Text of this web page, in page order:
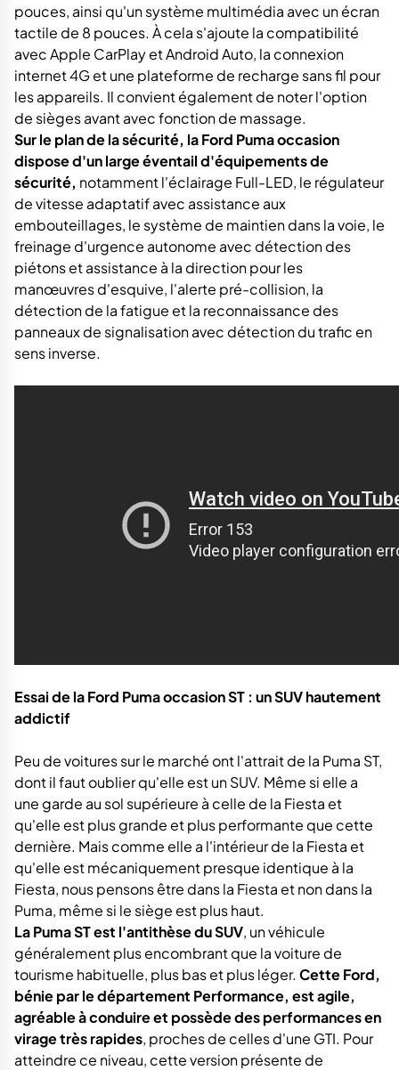
pouces, ainsi qu'un système multimédia avec un écran
tactile de 8 pouces. À cela s'ajoute la compatibilité
avec Apple CarPlay et Android Auto, la connexion
internet 4G et une plateforme de recharge sans fil pour
les appareils. Il convient également de noter l'option
de sièges avant avec fonction de massage.
Sur le plan de la sécurité, la Ford Puma occasion
dispose d'un large éventail d'équipements de
sécurité, notamment l'éclairage Full-LED, le régulateur
de vitesse adaptatif avec assistance aux
embouteillages, le système de maintien dans la voie, le
freinage d'urgence autonome avec détection des
piétons et assistance à la direction pour les
manœuvres d'esquive, l'alerte pré-collision, la
détection de la fatigue et la reconnaissance des
panneaux de signalisation avec détection du trafic en
sens inverse.
Essai de la Ford Puma occasion ST : un SUV hautement
addictif
Peu de voitures sur le marché ont l'attrait de la Puma ST,
dont il faut oublier qu'elle est un SUV. Même si elle a
une garde au sol supérieure à celle de la Fiesta et
qu'elle est plus grande et plus performante que cette
dernière. Mais comme elle a l'intérieur de la Fiesta et
qu'elle est mécaniquement presque identique à la
Fiesta, nous pensons être dans la Fiesta et non dans la
Puma, même si le siège est plus haut.
La Puma ST est l'antithèse du SUV, un véhicule
généralement plus encombrant que la voiture de
tourisme habituelle, plus bas et plus léger. Cette Ford,
bénie par le département Performance, est agile,
agréable à conduire et possède des performances en
virage très rapides, proches de celles d'une GTI. Pour
atteindre ce niveau, cette version présente de